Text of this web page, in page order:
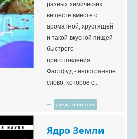
разных химических
веществ вместе с
ароматной, хрустящей
и такой вкусной пищей
быстрого
приготовления.
Фастфуд - иностранное
слово, которое с...
среда обитания
Ядро Земли